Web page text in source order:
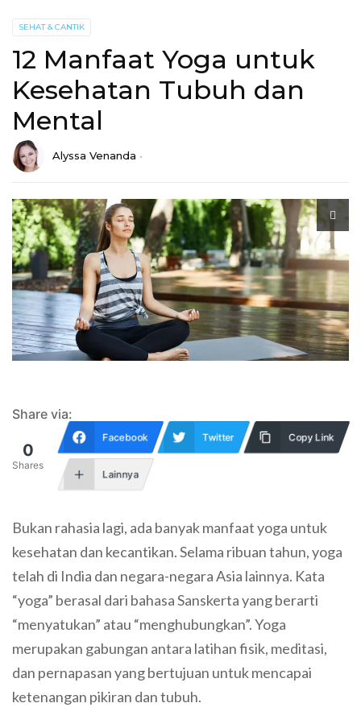
SEHAT & CANTIK
12 Manfaat Yoga untuk
Kesehatan Tubuh dan
Mental
Alyssa Venanda
Share via:
0
Shares
Facebook Twitter Copy Link
Lainnya
Bukan rahasia lagi, ada banyak manfaat yoga untuk
kesehatan dan kecantikan. Selama ribuan tahun, yoga
telah di India dan negara-negara Asia lainnya. Kata
“yoga” berasal dari bahasa Sanskerta yang berarti
“menyatukan” atau “menghubungkan”. Yoga
merupakan gabungan antara latihan fisik, meditasi,
dan pernapasan yang bertujuan untuk mencapai
ketenangan pikiran dan tubuh.